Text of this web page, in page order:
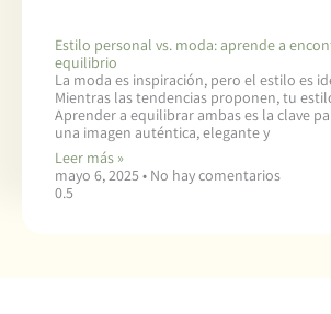
Estilo personal vs. moda: aprende a
equilibrio
La moda es inspiración, pero el estilo es
Mientras las tendencias proponen, tu
Aprender a equilibrar ambas es la clave
una imagen auténtica, elegante y
Leer más »
mayo 6, 2025
No hay comentarios